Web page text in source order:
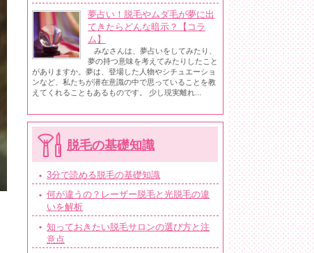
夢占い！脱毛やムダ毛が夢に出
てきたらどんな暗示？【コラ
ム】
みなさんは、夢占いをしてみたり、
夢の持つ意味を考えてみたりしたこと
がありますか。夢は、登場した人物やシチュエーショ
ンなど、私たちが潜在意識の中で思っていることを教
えてくれることもあるものです。 少し現実離れ...
脱毛の基礎知識
3分で読める脱毛の基礎知識
何が違うの？レーザー脱毛と光脱毛の違
いを解析
知っておきたい脱毛サロンの選び方と注
意点